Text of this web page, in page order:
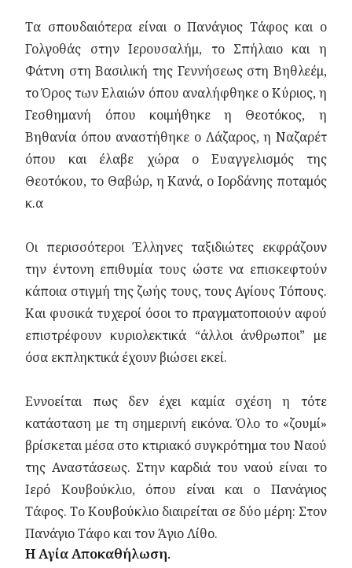
Τα σπουδαιότερα είναι ο Πανάγιος Τάφος και ο
Γολγοθάς στην Ιερουσαλήμ, το Σπήλαιο και η
Φάτνη στη Βασιλική της Γεννήσεως στη Βηθλεέμ,
το Όρος των Ελαιών όπου αναλήφθηκε ο Κύριος, η
Γεσθημανή όπου κοιμήθηκε η Θεοτόκος, η
Βηθανία όπου αναστήθηκε ο Λάζαρος, η Ναζαρέτ
όπου και έλαβε χώρα ο Ευαγγελισμός της
Θεοτόκου, το Θαβώρ, η Κανά, ο Ιορδάνης ποταμός
κ.α
Οι περισσότεροι Έλληνες ταξιδιώτες εκφράζουν
την έντονη επιθυμία τους ώστε να επισκεφτούν
κάποια στιγμή της ζωής τους, τους Αγίους Τόπους.
Και φυσικά τυχεροί όσοι το πραγματοποιούν αφού
επιστρέφουν κυριολεκτικά “άλλοι άνθρωποι” με
όσα εκπληκτικά έχουν βιώσει εκεί.
Εννοείται πως δεν έχει καμία σχέση η τότε
κατάσταση με τη σημερινή εικόνα. Όλο το «ζουμί»
βρίσκεται μέσα στο κτιριακό συγκρότημα του Ναού
της Αναστάσεως. Στην καρδιά του ναού είναι το
Ιερό Κουβούκλιο, όπου είναι και ο Πανάγιος
Τάφος. Το Κουβούκλιο διαιρείται σε δύο μέρη: Στον
Πανάγιο Τάφο και τον Άγιο Λίθο.
Η Αγία Αποκαθήλωση.